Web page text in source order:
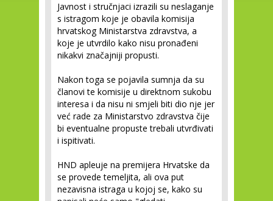
Javnost i stručnjaci izrazili su neslaganje
s istragom koje je obavila komisija
hrvatskog Ministarstva zdravstva, a
koje je utvrdilo kako nisu pronađeni
nikakvi značajniji propusti.
Nakon toga se pojavila sumnja da su
članovi te komisije u direktnom sukobu
interesa i da nisu ni smjeli biti dio nje jer
već rade za Ministarstvo zdravstva čije
bi eventualne propuste trebali utvrđivati
i ispitivati.
HND apleuje na premijera Hrvatske da
se provede temeljita, ali ova put
nezavisna istraga u kojoj se, kako su